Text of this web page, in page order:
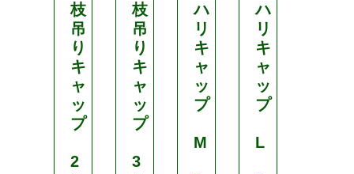
枝
吊
り
キ
ャ
ッ
プ
2
枝
吊
り
キ
ャ
ッ
プ
3
ハ
リ
キ
ャ
ッ
プ
M
ハ
リ
キ
ャ
ッ
プ
L